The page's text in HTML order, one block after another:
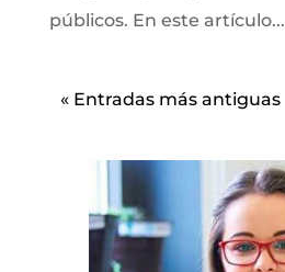
públicos. En este artículo...
« Entradas más antiguas